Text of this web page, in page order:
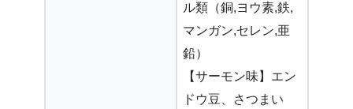
ル類（銅,ヨウ素,鉄,
マンガン,セレン,亜
鉛）
【サーモン味】エン
ドウ豆、さつまい